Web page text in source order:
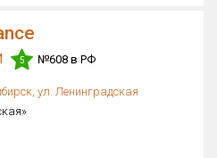
5 №608 в РФ
ул. Ленинградская